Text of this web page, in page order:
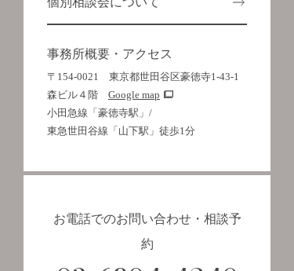
事務所概要・アクセス
〒154-0021 東京都世田谷区豪徳寺1-43-1
森ビル４階 Google map
小田急線「豪徳寺駅」/
東急世田谷線「山下駅」徒歩1分
お電話でのお問い合わせ・相談予
約